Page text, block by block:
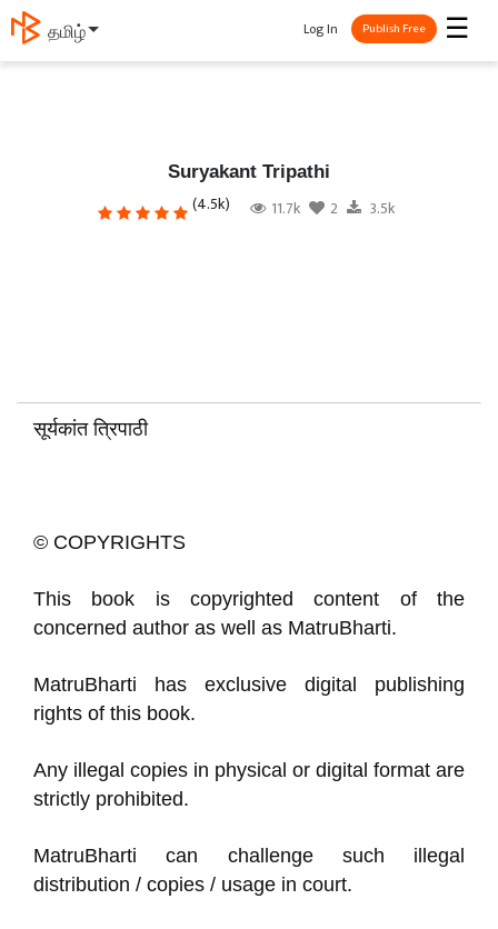
தமிழ் ☰
Log In Publish Free
Suryakant Tripathi
(4.5k) 11.7k 2 3.5k
सूर्यकांत त्रिपाठी
© COPYRIGHTS
This book is copyrighted content of the
concerned author as well as MatruBharti.
MatruBharti has exclusive digital publishing
rights of this book.
Any illegal copies in physical or digital format are
strictly prohibited.
MatruBharti can challenge such illegal
distribution / copies / usage in court.